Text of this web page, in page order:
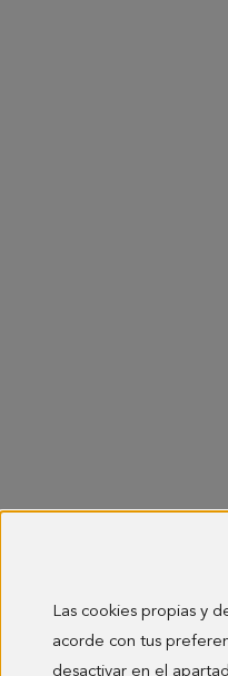
Las cookies propias y
acorde con tus
desactivar en el